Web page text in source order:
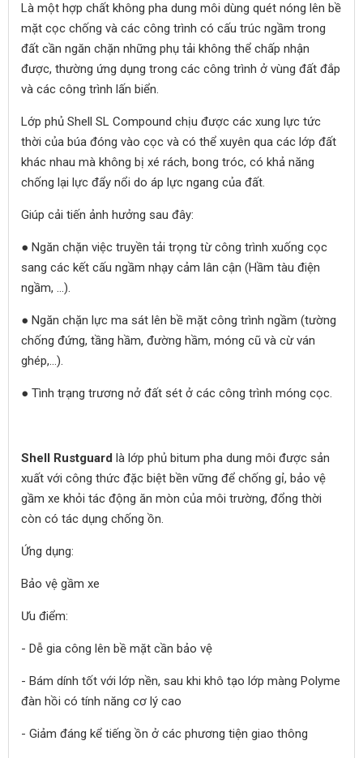
Là một hợp chất không pha dung môi dùng quét nóng lên bề
mặt cọc chống và các công trình có cấu trúc ngầm trong
đất cần ngăn chặn những phụ tải không thể chấp nhận
được, thường ứng dụng trong các công trình ở vùng đất đắp
và các công trình lấn biển.
Lớp phủ Shell SL Compound chịu được các xung lực tức
thời của búa đóng vào cọc và có thể xuyên qua các lớp đất
khác nhau mà không bị xé rách, bong tróc, có khả năng
chống lại lực đẩy nổi do áp lực ngang của đất.
Giúp cải tiến ảnh hưởng sau đây:
● Ngăn chặn việc truyền tải trọng từ công trình xuống cọc
sang các kết cấu ngầm nhạy cảm lân cận (Hầm tàu điện
ngầm, ...).
● Ngăn chặn lực ma sát lên bề mặt công trình ngầm (tường
chống đứng, tầng hầm, đường hầm, móng cũ và cừ ván
ghép,...).
● Tình trạng trương nở đất sét ở các công trình móng cọc.
Shell Rustguard là lớp phủ bitum pha dung môi được sản
xuất với công thức đặc biệt bền vững để chống gỉ, bảo vệ
gầm xe khỏi tác động ăn mòn của môi trường, đổng thời
còn có tác dụng chống ồn.
Ứng dụng:
Bảo vệ gầm xe
Ưu điểm:
- Dễ gia công lên bề mặt cần bảo vệ
- Bám dính tốt với lớp nền, sau khi khô tạo lớp màng Polyme
đàn hồi có tính năng cơ lý cao
- Giảm đáng kể tiếng ồn ở các phương tiện giao thông